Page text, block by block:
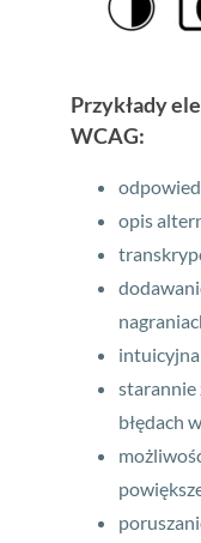
Przykłady
WCAG:
opis
intuicyjna
błędach